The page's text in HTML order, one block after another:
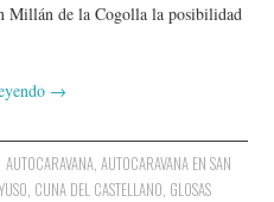
Millán de la Cogolla la posibilidad
→
AUTOCARAVANA, AUTOCARAVANA EN SAN
, CUNA DEL CASTELLANO, GLOSAS